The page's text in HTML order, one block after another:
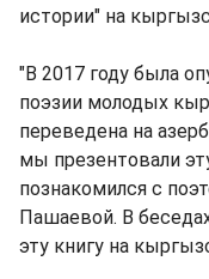
истории" на
"В 2017 году была
поэзии молодых
переведена на
мы презентовали
познакомился с
Пашаевой. В
эту книгу на